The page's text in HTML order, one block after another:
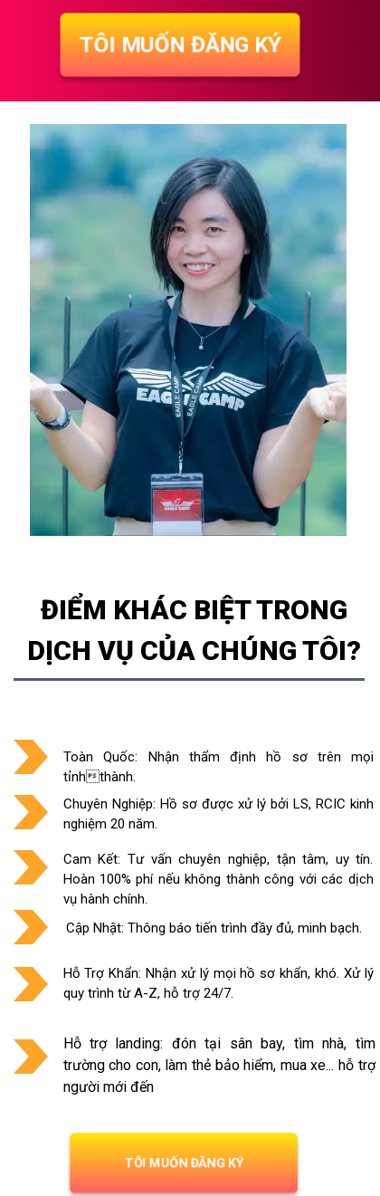
TÔI MUỐN ĐĂNG KÝ
Chuyên Nghiệp: Hồ sơ được xử lý bởi LS, RCIC kinh
nghiệm 20 năm.
Cam Kết: Tư vấn chuyên nghiệp, tận tâm, uy tín.
Hoàn 100% phí nếu không thành công với các dịch
vụ hành chính.
Toàn Quốc: Nhận thẩm định hồ sơ trên mọi
tỉnhthành.
Cập Nhật: Thông báo tiến trình đầy đủ, minh bạch.
TÔI MUỐN ĐĂNG KÝ
ĐIỂM KHÁC BIỆT TRONG
DỊCH VỤ CỦA CHÚNG TÔI?
Hỗ Trợ Khẩn: Nhận xử lý mọi hồ sơ khẩn, khó. Xử lý
quy trình từ A-Z, hỗ trợ 24/7.
Hỗ trợ landing: đón tại sân bay, tìm nhà, tìm
trường cho con, làm thẻ bảo hiểm, mua xe... hỗ trợ
người mới đến